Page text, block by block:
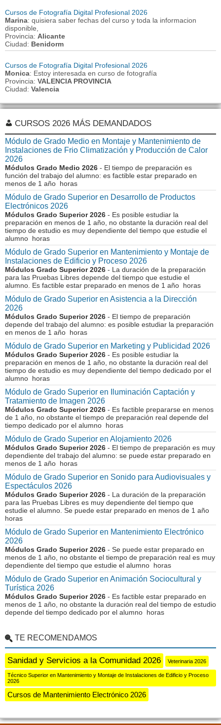
Cursos de Fotografía Digital Profesional 2026
Marina: quisiera saber fechas del curso y toda la informacion
disponible,
Provincia: Alicante
Ciudad: Benidorm
Cursos de Fotografía Digital Profesional 2026
Monica: Estoy interesada en curso de fotografía
Provincia: VALENCIA PROVINCIA
Ciudad: Valencia
CURSOS 2026 MÁS DEMANDADOS
Módulo de Grado Medio en Montaje y Mantenimiento de
Instalaciones de Frio Climatización y Producción de Calor
2026
Módulos Grado Medio 2026 - El tiempo de preparación es
función del trabajo del alumno: es factible estar preparado en
menos de 1 año horas
Módulo de Grado Superior en Desarrollo de Productos
Electrónicos 2026
Módulos Grado Superior 2026 - Es posible estudiar la
preparación en menos de 1 año, no obstante la duración real del
tiempo de estudio es muy dependiente del tiempo que estudie el
alumno horas
Módulo de Grado Superior en Mantenimiento y Montaje de
Instalaciones de Edificio y Proceso 2026
Módulos Grado Superior 2026 - La duración de la preparación
para las Pruebas Libres depende del tiempo que estudie el
alumno. Es factible estar preparado en menos de 1 año horas
Módulo de Grado Superior en Asistencia a la Dirección
2026
Módulos Grado Superior 2026 - El tiempo de preparación
depende del trabajo del alumno: es posible estudiar la preparación
en menos de 1 año horas
Módulo de Grado Superior en Marketing y Publicidad 2026
Módulos Grado Superior 2026 - Es posible estudiar la
preparación en menos de 1 año, no obstante la duración real del
tiempo de estudio es muy dependiente del tiempo dedicado por el
alumno horas
Módulo de Grado Superior en Iluminación Captación y
Tratamiento de Imagen 2026
Módulos Grado Superior 2026 - Es factible prepararse en menos
de 1 año, no obstante el tiempo de preparación real depende del
tiempo dedicado por el alumno horas
Módulo de Grado Superior en Alojamiento 2026
Módulos Grado Superior 2026 - El tiempo de preparación es muy
dependiente del trabajo del alumno: se puede estar preparado en
menos de 1 año horas
Módulo de Grado Superior en Sonido para Audiovisuales y
Espectáculos 2026
Módulos Grado Superior 2026 - La duración de la preparación
para las Pruebas Libres es muy dependiente del tiempo que
estudie el alumno. Se puede estar preparado en menos de 1 año
horas
Módulo de Grado Superior en Mantenimiento Electrónico
2026
Módulos Grado Superior 2026 - Se puede estar preparado en
menos de 1 año, no obstante el tiempo de preparación real es muy
dependiente del tiempo que estudie el alumno horas
Módulo de Grado Superior en Animación Sociocultural y
Turística 2026
Módulos Grado Superior 2026 - Es factible estar preparado en
menos de 1 año, no obstante la duración real del tiempo de estudio
depende del tiempo dedicado por el alumno horas
TE RECOMENDAMOS
Sanidad y Servicios a la Comunidad 2026 Veterinaria 2026
Técnico Superior en Mantenimiento y Montaje de Instalaciones de Edificio y Proceso
2026
Cursos de Mantenimiento Electrónico 2026